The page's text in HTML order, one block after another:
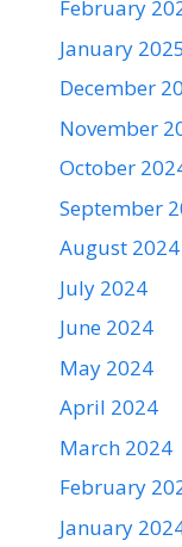
February
January 2025
December
November
October
September
August 2024
July 2024
June 2024
May 2024
April 2024
March 2024
February
January